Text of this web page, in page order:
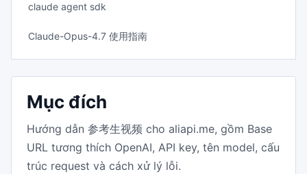
claude agent sdk
Claude-Opus-4.7 使用指南
Mục đích
Hướng dẫn 参考生视频 cho aliapi.me, gồm Base
URL tương thích OpenAI, API key, tên model, cấu
trúc request và cách xử lý lỗi.